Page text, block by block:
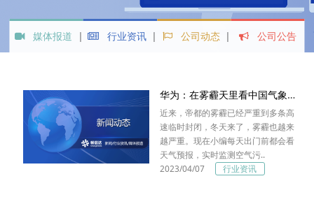
媒体报道 行业资讯 公司动态 公司公告
华为：在雾霾天里看中国气象局的服务转型
近来，帝都的雾霾已经严重到多条高
速临时封闭，冬天来了，雾霾也越来
越严重。现在小编每天出门前都会看
天气预报，实时监测空气污..
2023/04/07
行业资讯